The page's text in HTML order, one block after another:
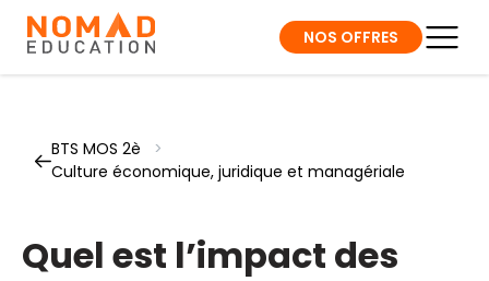
NOS OFFRES
BTS MOS 2è
>
Culture économique, juridique et managériale
Quel est l’impact des